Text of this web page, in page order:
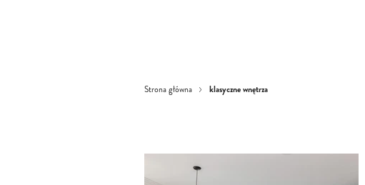
Strona główna klasyczne wnętrza